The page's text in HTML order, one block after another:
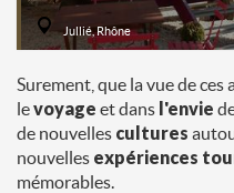
Jullié, Rhône
Surement, que la vue de
levoyage et dans l'envie
de nouvelles cultures
nouvelles expériences
mémorables.